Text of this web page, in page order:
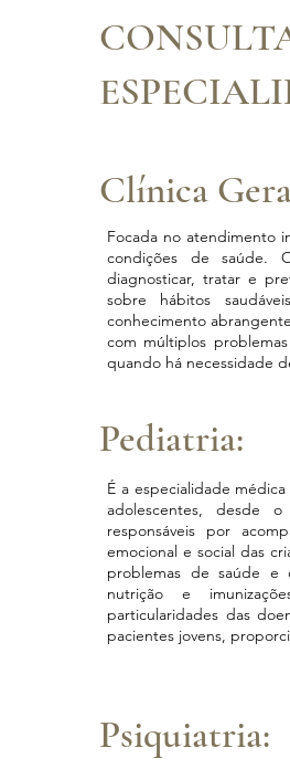
Focada no atendimento
condições de saúde.
diagnosticar, tratar e
sobre hábitos
conhecimento
com múltiplos
quando há necessidade
É a especialidade
adolescentes, desde
responsáveis por
emocional e social das
problemas de saúde e
nutrição e
particularidades das
pacientes jovens,
Clínica
Pediatria:
Psiquiatria: